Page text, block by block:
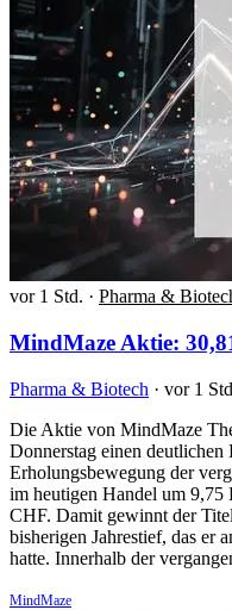
vor 1 Std. · Pharma &
MindMaze Aktie:
Pharma & Biotech · vor 1
Die Aktie von MindMaze
Donnerstag einen deutlichen
Erholungsbewegung der
im heutigen Handel um 9,75
CHF. Damit gewinnt der
bisherigen Jahrestief, das er
hatte. Innerhalb der
MindMaze